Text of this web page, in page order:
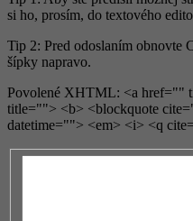
si ho, prosím, do textového
Tip 2: Pred odoslaním obnovte
šípky napravo.
Povolené XHTML: <a href=""
title=""> <b> <blockquote
datetime=""> <em> <i> <q